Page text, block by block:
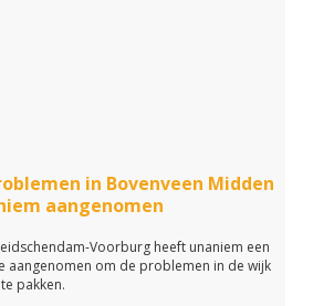
in Bovenveen Midden
aangenomen
Voorburg heeft unaniem een
aangenomen om de problemen in de wijk
pakken.